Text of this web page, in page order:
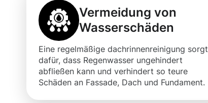
Vermeidung von
Wasserschäden
Eine regelmäßige dachrinnenreinigung sorgt
dafür, dass Regenwasser ungehindert
abfließen kann und verhindert so teure
Schäden an Fassade, Dach und Fundament.